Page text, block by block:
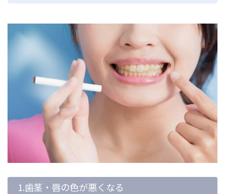
1.歯茎・唇の色が悪くなる